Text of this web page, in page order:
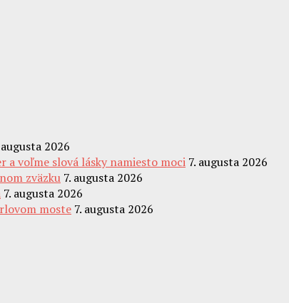
augusta 2026
a voľme slová lásky namiesto moci 7. augusta 2026
zväzku 7. augusta 2026
7. augusta 2026
moste 7. augusta 2026